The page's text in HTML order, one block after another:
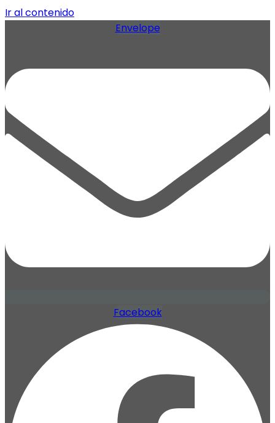
Ir al contenido
Envelope
Facebook